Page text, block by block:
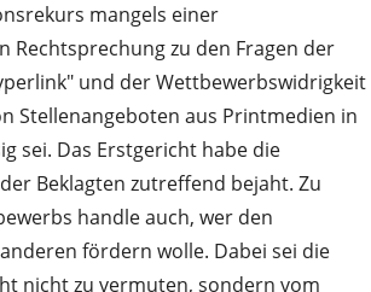
mangels einer
Rechtsprechung zu den Fragen der
und der Wettbewerbswidrigkeit
Stellenangeboten aus Printmedien in
sei. Das Erstgericht habe die
Beklagten zutreffend bejaht. Zu
handle auch, wer den
fördern wolle. Dabei sei die
nicht zu vermuten, sondern vom